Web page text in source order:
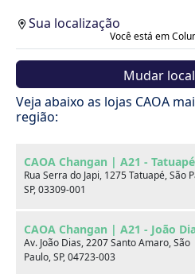
Sua localização
Você está em
Mudar
Veja abaixo as lojas CAOA
região:
CAOA Changan | A21 - Tatuapé
Rua Serra do Japi, 1275 Tatuapé, São
SP, 03309-001
CAOA Changan | A21 - João
Av. João Dias, 2207 Santo Amaro, São
Paulo, SP, 04723-003